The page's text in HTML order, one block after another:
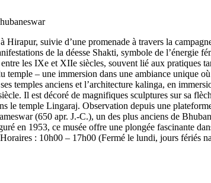
suivie d’une promenade à travers la
de la déesse Shakti, symbole de l’énergie
les IXe et XIIe siècles, souvent lié aux pratiques
– une immersion dans une ambiance unique
temples anciens et l’architecture kalinga, en
Il est décoré de magnifiques sculptures sur sa
le temple Lingaraj. Observation depuis une
(650 apr. J.-C.), un des plus anciens de
en 1953, ce musée offre une plongée fascinante
: 10h00 – 17h00 (Fermé le lundi, jours fériés